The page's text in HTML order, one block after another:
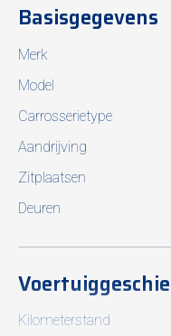
Basisgegevens
Merk
Model
Carrosserietype
Aandrijving
Zitplaatsen
Deuren
Kilometerstand